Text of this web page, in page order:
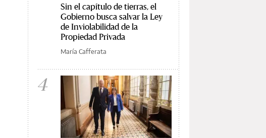
Sin el capítulo de tierras, el
Gobierno busca salvar la Ley
de Inviolabilidad de la
Propiedad Privada
María Cafferata
4